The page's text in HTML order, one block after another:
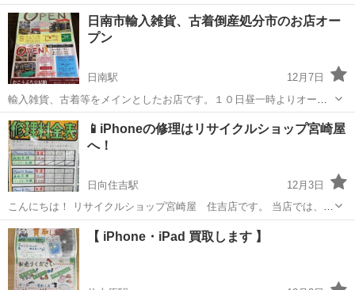
他店で査定出来なかった商品も、 是非一度お問い合わせいただければ
と思います。 色々な品物を買取しております。
宮崎 都城市 リサイクルショップ トレカ
日南市輸入雑貨、古着倒産処分市のお店オー
プン
日南駅
12月7日
輸入雑貨、古着等をメインとしたお店です。１０日昼一時よりオープ
ン宮崎 日南市 リサイクルショップ
📱iPhoneの修理はリサイクルショップ宮崎屋
へ！
日向住吉駅
12月3日
こんにちは！ リサイクルショップ宮崎屋 住吉店です。 当店では、お
客様が使用されているiPhoneの修理のご依頼を承っております。 ※ご
依頼をされる際は、お手数ですが事前のご予約をお願い致します。 ※
当店の画面交換では、...
宮崎 宮崎市 リサイクルショップ
【 iPhone・iPad 買取します 】